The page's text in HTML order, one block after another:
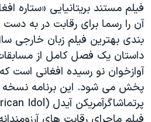
قانون شفافیت دارائی کادر رهبری
اعتراضات مردمی آبان ۹۸
اسرائیل در جنگ
نرگس محمدی برنده جایزه نوبل صلح
همایش محافظه‌کاران آمریکا
فیلم مستند بریتانیایی «ستاره
آن را رسما برای رقابت در به دست
بندی بهترین فیلم زبان خارجی
داستان یک فصل کامل از
آوازخوان نو رسیده افغانی است
پخش می شود. این برنامه نسخه